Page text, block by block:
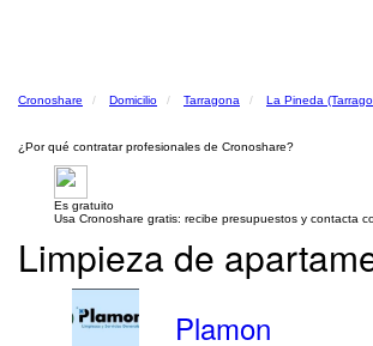
Cronoshare Domicilio Tarragona La Pineda
¿Por qué contratar profesionales de Cronoshare?
Es gratuito
Usa Cronoshare gratis: recibe presupuestos y contacta
Limpieza de
Plamon